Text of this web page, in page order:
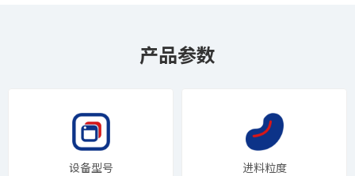
产品参数
设备型号 进料粒度